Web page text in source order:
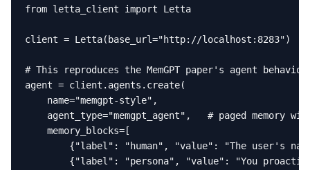
from letta_client import Letta
client = Letta(base_url="http://localhost:8283")
# This reproduces the MemGPT paper's agent behavior
agent = client.agents.create(
    name="memgpt-style",
agent_type="memgpt_agent",   # paged memory
    memory_blocks=[
{"label": "human", "value": "The user's
{"label": "persona", "value": "You